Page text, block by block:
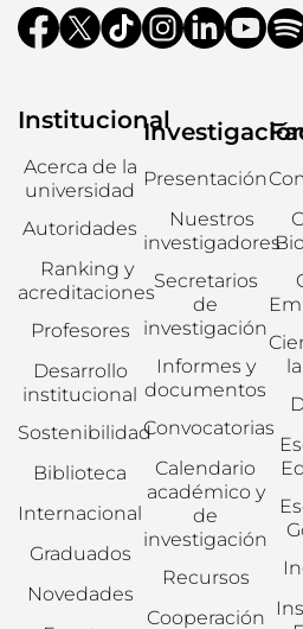
Institucional
Acerca de la
universidad
Autoridades
Ranking y
acreditaciones
Profesores
Desarrollo
institucional
Sostenibilidad
Biblioteca
Internacional
Graduados
Novedades
Presentación
Nuestros
investigadores
Secretarios
de
investigación
Informes y
documentos
Convocatorias
Calendario
académico y
de
investigación
Recursos
Cooperación